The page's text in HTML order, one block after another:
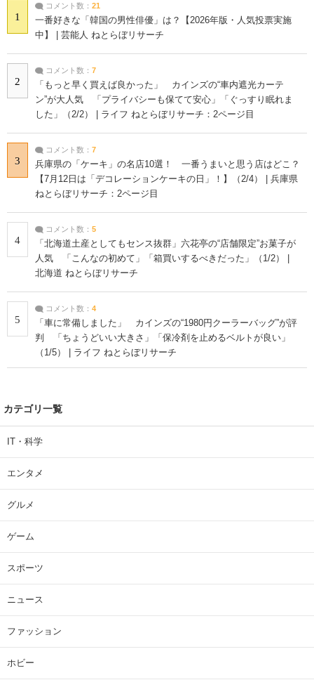
1
コメント数： 21
一番好きな「韓国の男性俳優」は？【2026年版・人気投票実施
中】 | 芸能人 ねとらぼリサーチ
2
コメント数： 7
「もっと早く買えば良かった」 カインズの“車内遮光カーテ
ン”が大人気 「プライバシーも保てて安心」「ぐっすり眠れま
した」（2/2） | ライフ ねとらぼリサーチ：2ページ目
3
コメント数： 7
兵庫県の「ケーキ」の名店10選！ 一番うまいと思う店はどこ？
【7月12日は「デコレーションケーキの日」！】（2/4） | 兵庫県
ねとらぼリサーチ：2ページ目
4
コメント数： 5
「北海道土産としてもセンス抜群」六花亭の“店舗限定”お菓子が
人気 「こんなの初めて」「箱買いするべきだった」（1/2） |
北海道 ねとらぼリサーチ
5
コメント数： 4
「車に常備しました」 カインズの“1980円クーラーバッグ”が評
判 「ちょうどいい大きさ」「保冷剤を止めるベルトが良い」
（1/5） | ライフ ねとらぼリサーチ
カテゴリ一覧
IT・科学
エンタメ
グルメ
ゲーム
スポーツ
ニュース
ファッション
ホビー